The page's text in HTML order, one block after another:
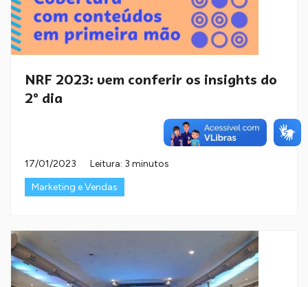
NRF 2023: vem conferir os insights do
2º dia
17/01/2023
Leitura: 3 minutos
Marketing e Vendas